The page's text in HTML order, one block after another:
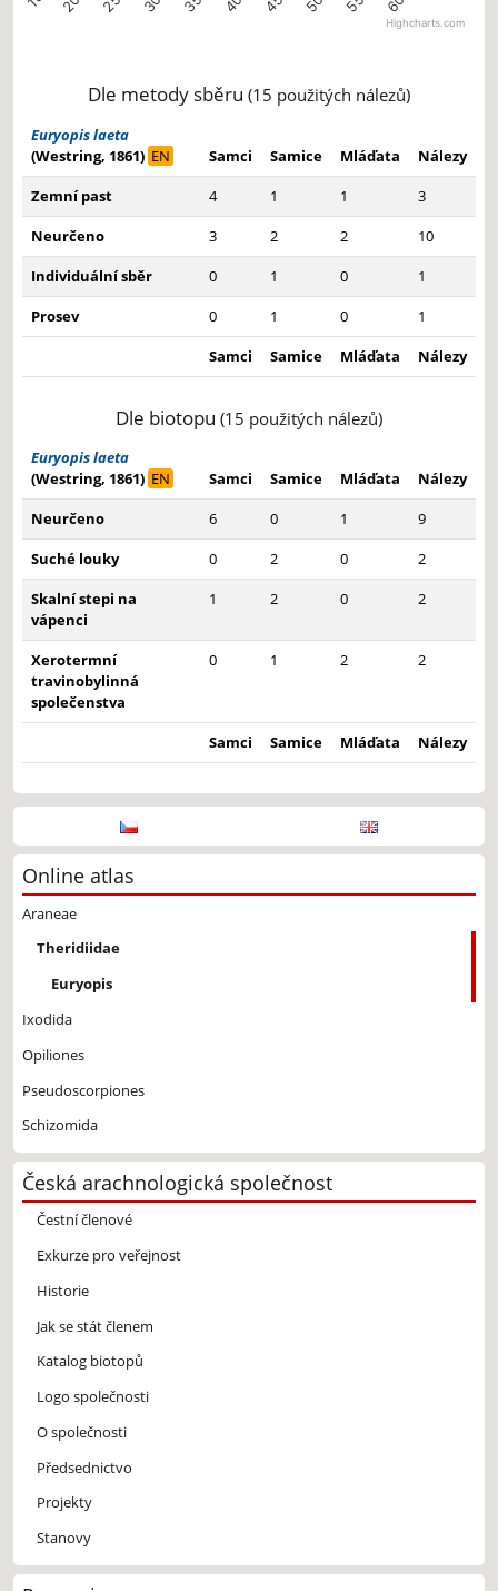
Highcharts.com
Dle metody sběru (15 použitých nálezů)
Euryopis laeta
(Westring, 1861) EN Samci Samice Mláďata
Nálezy
Zemní past
4 1 1
3
Neurčeno
3 2 2
10
Individuální sběr
0 1 0
1
Prosev
0 1 0
1
Samci
Samice Mláďata Nálezy
Dle biotopu (15 použitých nálezů)
Euryopis laeta
(Westring, 1861) EN Samci Samice Mláďata
Nálezy
Neurčeno
6 0 1
9
Suché louky
0 2 0
2
Skalní stepi na
vápenci
1 2 0 2
Xerotermní
travinobylinná
společenstva
0 1 2 2
Samci Samice Mláďata Nálezy
Online atlas
Araneae
Theridiidae
Euryopis
Ixodida
Opiliones
Pseudoscorpiones
Schizomida
Česká arachnologická společnost
Čestní členové
Exkurze pro veřejnost
Historie
Jak se stát členem
Katalog biotopů
Logo společnosti
O společnosti
Předsednictvo
Projekty
Stanovy